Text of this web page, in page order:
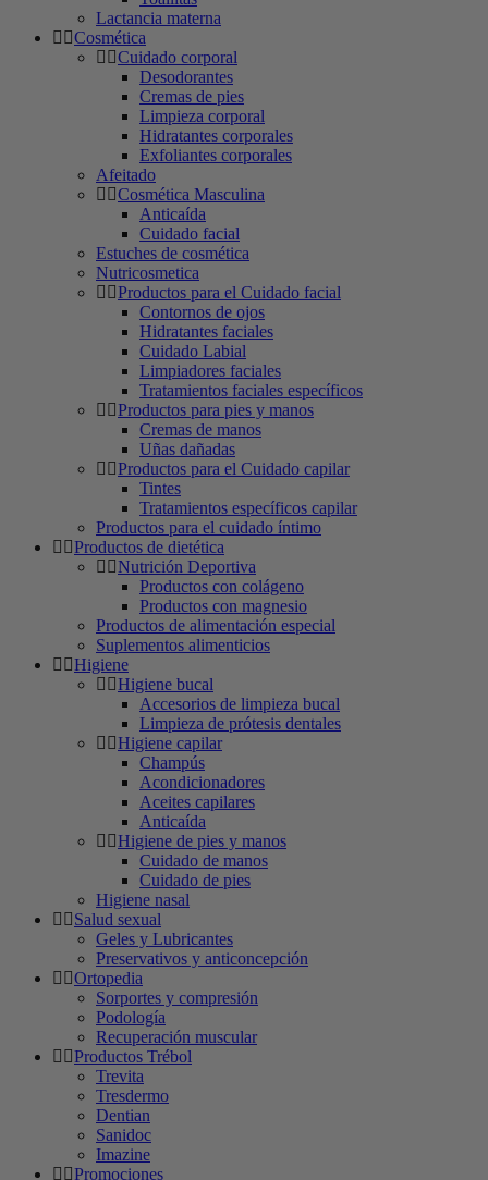
Lactancia materna
Cosmética
Cuidado corporal
Desodorantes
Cremas de pies
Limpieza corporal
Hidratantes corporales
Exfoliantes corporales
Afeitado
Cosmética Masculina
Anticaída
Cuidado facial
Estuches de cosmética
Nutricosmetica
Productos para el Cuidado facial
Contornos de ojos
Hidratantes faciales
Cuidado Labial
Limpiadores faciales
Tratamientos faciales específicos
Productos para pies y manos
Cremas de manos
Uñas dañadas
Productos para el Cuidado capilar
Tintes
Tratamientos específicos capilar
Productos para el cuidado íntimo
Productos de dietética
Nutrición Deportiva
Productos con colágeno
Productos con magnesio
Productos de alimentación especial
Suplementos alimenticios
Higiene
Higiene bucal
Accesorios de limpieza bucal
Limpieza de prótesis dentales
Higiene capilar
Champús
Acondicionadores
Aceites capilares
Anticaída
Higiene de pies y manos
Cuidado de manos
Cuidado de pies
Higiene nasal
Salud sexual
Geles y Lubricantes
Preservativos y anticoncepción
Ortopedia
Sorportes y compresión
Podología
Recuperación muscular
Productos Trébol
Trevita
Tresdermo
Dentian
Sanidoc
Imazine
Promociones